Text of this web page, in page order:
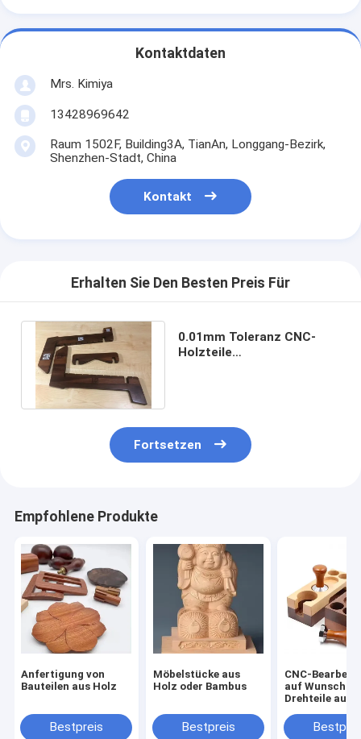
Kontaktdaten
Mrs. Kimiya
13428969642
Raum 1502F, Building3A, TianAn, Longgang-Bezirk,
Shenzhen-Stadt, China
Kontakt
Erhalten Sie Den Besten Preis Für
0.01mm Toleranz CNC-
Holzteile
Fortsetzen
Empfohlene Produkte
Anfertigung von
Bauteilen aus Holz
Bestpreis
Möbelstücke aus
Holz oder Bambus
Bestpreis
CNC-
auf Wunsch
Drehteile aus